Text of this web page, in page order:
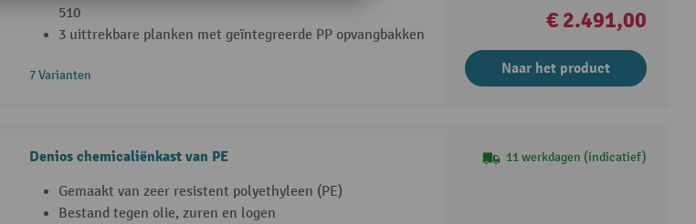
510
3 uittrekbare planken met geïntegreerde PP opvangbakken
7 Varianten
€ 2.491,00
Naar het product
Denios chemicaliënkast van PE
Gemaakt van zeer resistent polyethyleen (PE)
Bestand tegen olie, zuren en logen
11 werkdagen (indicatief)